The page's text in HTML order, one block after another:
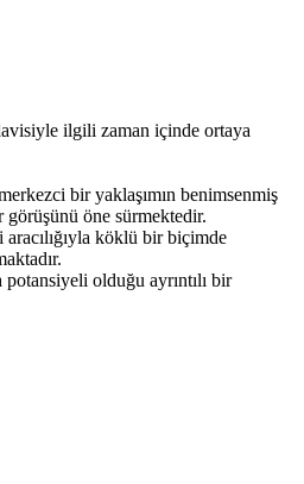
ilgili zaman içinde ortaya
bir yaklaşımın benimsenmiş
görüşünü öne sürmektedir.
köklü bir biçimde
olduğu ayrıntılı bir